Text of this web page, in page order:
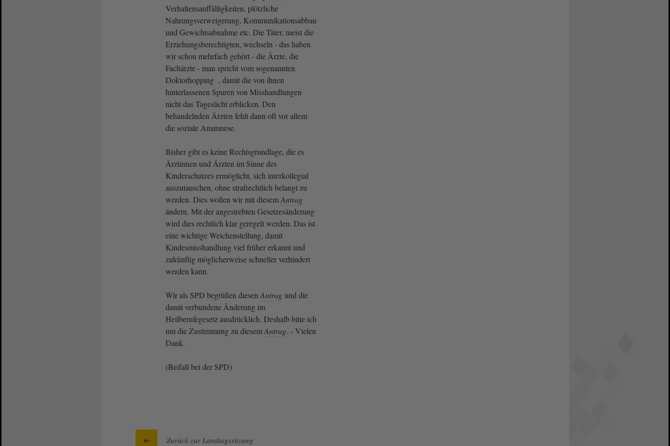
Verhaltensauffälligkeiten, plötzliche
Nahrungsverweigerung, Kommunikationsabbau
und Gewichtsabnahme etc. Die Täter, meist die
Erziehungsberechtigten, wechseln - das haben
wir schon mehrfach gehört - die Ärzte, die
Fachärzte - man spricht vom sogenannten
Doktorhopping , damit die von ihnen
hinterlassenen Spuren von Misshandlungen
nicht das Tageslicht erblicken. Den
behandelnden Ärzten fehlt dann oft vor allem
die soziale Anamnese.
Bisher gibt es keine Rechtsgrundlage, die es
Ärztinnen und Ärzten im Sinne des
Kinderschutzes ermöglicht, sich interkollegial
auszutauschen, ohne strafrechtlich belangt zu
werden. Dies wollen wir mit diesemAntrag
ändern. Mit der angestrebten Gesetzesänderung
wird dies rechtlich klar geregelt werden. Das ist
eine wichtige Weichenstellung, damit
Kindesmisshandlung viel früher erkannt und
zukünftig möglicherweise schneller verhindert
werden kann.
Wir als SPD begrüßen diesen Antrag und die
damit verbundene Änderung im
Heilberufegesetz ausdrücklich. Deshalb bitte ich
um die Zustimmung zu diesemAntrag. - Vielen
Dank.
(Beifall bei der SPD)
Zurück zur Landtagssitzung